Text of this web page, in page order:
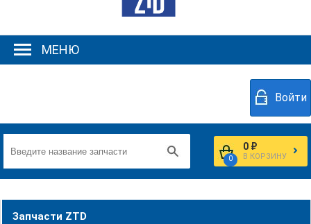
МЕНЮ
Войти
0
0 ₽
В КОРЗИНУ
Запчасти ZTD